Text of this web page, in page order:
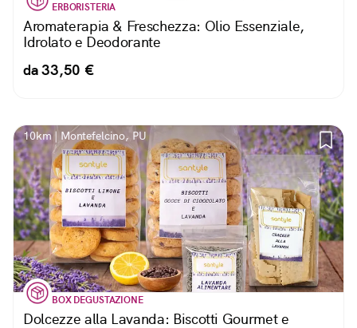
ERBORISTERIA
Aromaterapia & Freschezza: Olio Essenziale,
Idrolato e Deodorante
da 33,50 €
10km | Montefelcino, PU
BOX DEGUSTAZIONE
Dolcezze alla Lavanda: Biscotti Gourmet e